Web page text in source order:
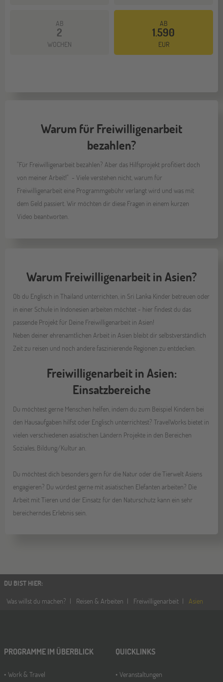
AB
2
WOCHEN
AB
1.590
EUR
Warum für Freiwilligenarbeit
bezahlen?
"Für Freiwilligenarbeit bezahlen? Aber das Hilfsprojekt profitiert doch
von meiner Arbeit!" - Viele verstehen nicht, warum für
Freiwilligenarbeit eine Programmgebühr verlangt wird und was mit
dem Geld passiert. Wir möchten dir diese Fragen in einem kurzen
Video beantworten.
Warum Freiwilligenarbeit in Asien?
Ob du Englisch in Thailand unterrichten, in Sri Lanka Kinder betreuen oder
in einer Schule in Indonesien arbeiten möchtet - hier findest du das
passende Projekt für Deine Freiwilligenarbeit in Asien!
Neben deiner ehrenamtlichen Arbeit in Asien bleibt dir selbstverständlich
Zeit zu reisen und noch andere faszinierende Regionen zu entdecken.
Freiwilligenarbeit in Asien:
Einsatzbereiche
Du möchtest gerne Menschen helfen, indem du zum Beispiel Kindern bei
den Hausaufgaben hilfst oder Englisch unterrichtest? TravelWorks bietet in
vielen verschiedenen asiatischen Ländern Projekte in den Bereichen
Soziales, Bildung/Kultur an.
Du möchtest dich besonders gern für die Natur oder die Tierwelt Asiens
engagieren? Du würdest gerne mit asiatischen Elefanten arbeiten? Die
Arbeit mit Tieren und der Einsatz für den Naturschutz kann ein sehr
bereicherndes Erlebnis sein.
DU BIST HIER:
Was willst du machen?
Reisen & Arbeiten Freiwilligenarbeit Asien
PROGRAMME IM ÜBERBLICK
Work & Travel
QUICKLINKS
Veranstaltungen